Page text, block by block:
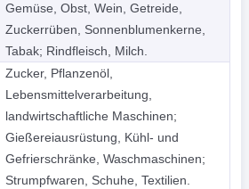
Gemüse, Obst, Wein, Getreide,
Zuckerrüben, Sonnenblumenkerne,
Tabak; Rindfleisch, Milch.
Zucker, Pflanzenöl,
Lebensmittelverarbeitung,
landwirtschaftliche Maschinen;
Gießereiausrüstung, Kühl- und
Gefrierschränke, Waschmaschinen;
Strumpfwaren, Schuhe, Textilien.